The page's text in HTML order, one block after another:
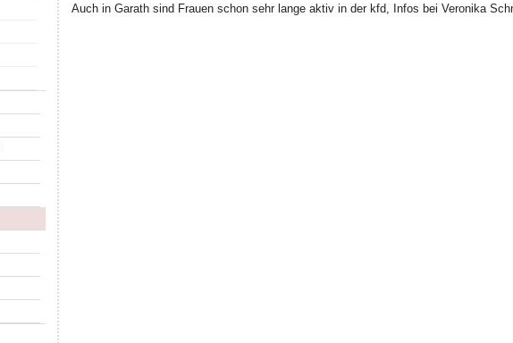
Auch in Garath sind Frauen schon sehr lange aktiv in der kfd, Infos bei Veronika